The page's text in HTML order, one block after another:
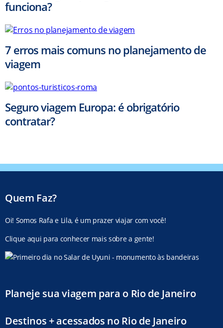
funciona?
7 erros mais comuns no planejamento de
viagem
Seguro viagem Europa: é obrigatório
contratar?
Quem Faz?
Oi! Somos Rafa e Lila, é um prazer viajar com você!
Clique aqui para conhecer mais sobre a gente!
Planeje sua viagem para o Rio de Janeiro
Destinos + acessados no Rio de Janeiro